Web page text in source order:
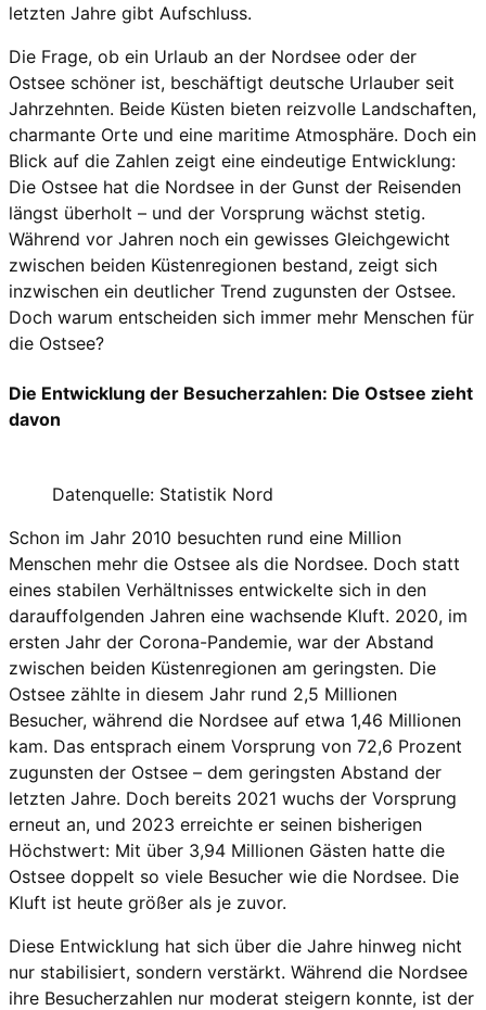
letzten Jahre gibt Aufschluss.
Die Frage, ob ein Urlaub an der Nordsee oder der
Ostsee schöner ist, beschäftigt deutsche Urlauber seit
Jahrzehnten. Beide Küsten bieten reizvolle Landschaften,
charmante Orte und eine maritime Atmosphäre. Doch ein
Blick auf die Zahlen zeigt eine eindeutige Entwicklung:
Die Ostsee hat die Nordsee in der Gunst der Reisenden
längst überholt – und der Vorsprung wächst stetig.
Während vor Jahren noch ein gewisses Gleichgewicht
zwischen beiden Küstenregionen bestand, zeigt sich
inzwischen ein deutlicher Trend zugunsten der Ostsee.
Doch warum entscheiden sich immer mehr Menschen für
die Ostsee?
Die Entwicklung der Besucherzahlen: Die Ostsee zieht
davon
Datenquelle: Statistik Nord
Schon im Jahr 2010 besuchten rund eine Million
Menschen mehr die Ostsee als die Nordsee. Doch statt
eines stabilen Verhältnisses entwickelte sich in den
darauffolgenden Jahren eine wachsende Kluft. 2020, im
ersten Jahr der Corona-Pandemie, war der Abstand
zwischen beiden Küstenregionen am geringsten. Die
Ostsee zählte in diesem Jahr rund 2,5 Millionen
Besucher, während die Nordsee auf etwa 1,46 Millionen
kam. Das entsprach einem Vorsprung von 72,6 Prozent
zugunsten der Ostsee – dem geringsten Abstand der
letzten Jahre. Doch bereits 2021 wuchs der Vorsprung
erneut an, und 2023 erreichte er seinen bisherigen
Höchstwert: Mit über 3,94 Millionen Gästen hatte die
Ostsee doppelt so viele Besucher wie die Nordsee. Die
Kluft ist heute größer als je zuvor.
Diese Entwicklung hat sich über die Jahre hinweg nicht
nur stabilisiert, sondern verstärkt. Während die Nordsee
ihre Besucherzahlen nur moderat steigern konnte, ist der